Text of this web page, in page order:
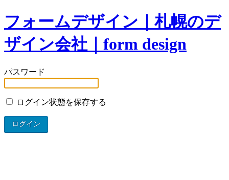
フォームデザイン｜札幌のデ
ザイン会社｜form design
パスワード
ログイン状態を保存する